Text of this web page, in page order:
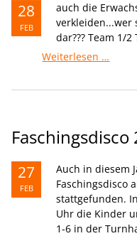
28
FEB
auch die
verkleiden...wer
dar??? Team 1/2
Weiterlesen …
Faschingsdisco
27
FEB
Auch in diesem
Faschingsdisco
stattgefunden.
Uhr die Kinder
1-6 in der